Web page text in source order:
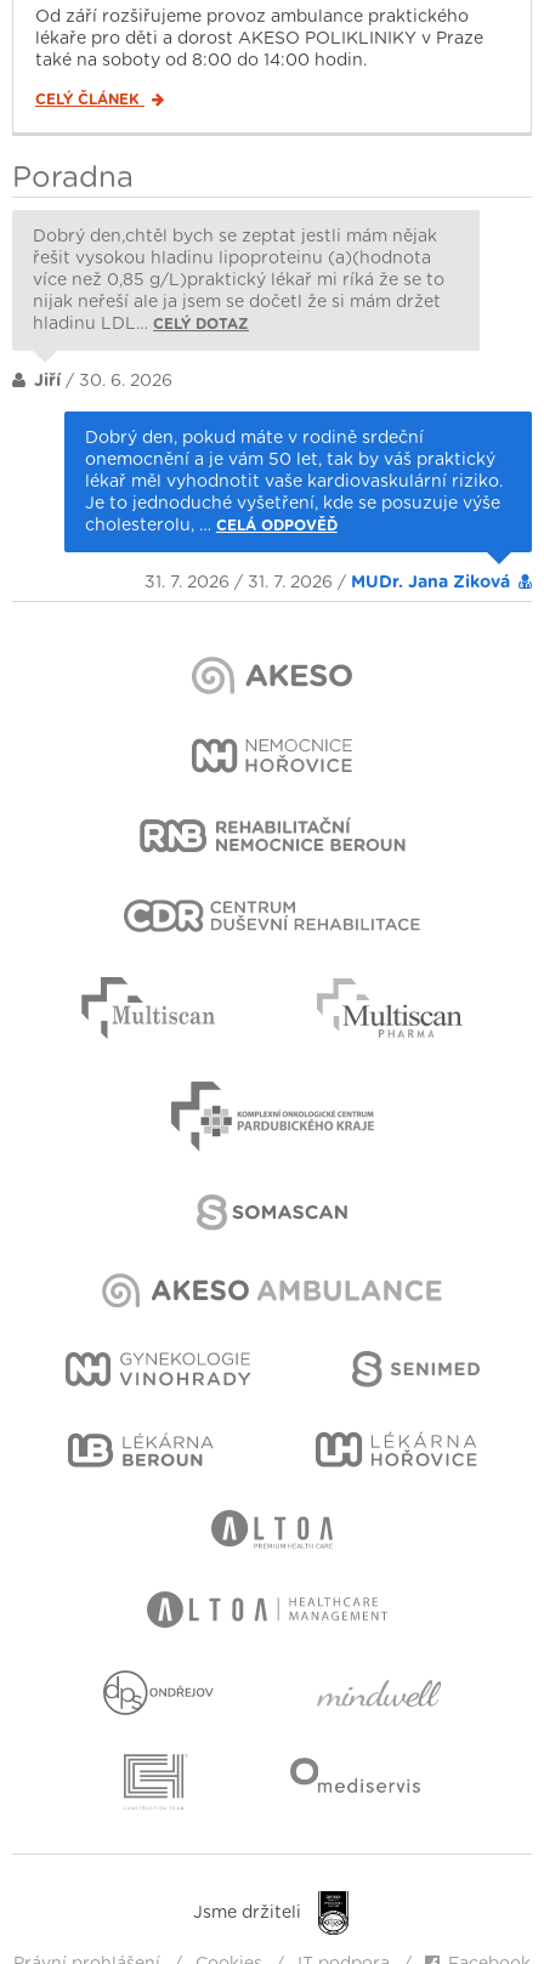
Od září rozšiřujeme provoz ambulance praktického
lékaře pro děti a dorost AKESO POLIKLINIKY v Praze
také na soboty od 8:00 do 14:00 hodin.
CELÝ ČLÁNEK
Poradna
Dobrý den,chtěl bych se zeptat jestli mám nějak
řešit vysokou hladinu lipoproteinu (a)(hodnota
více než 0,85 g/L)praktický lékař mi ríká že se to
nijak neřeší ale ja jsem se dočetl že si mám držet
hladinu LDL… CELÝ DOTAZ
Jiří / 30. 6. 2026
Dobrý den, pokud máte v rodině srdeční
onemocnění a je vám 50 let, tak by váš praktický
lékař měl vyhodnotit vaše kardiovaskulární riziko.
Je to jednoduché vyšetření, kde se posuzuje výše
cholesterolu, … CELÁ ODPOVĚĎ
31. 7. 2026 / 31. 7. 2026 / MUDr. Jana Ziková
Jsme držiteli